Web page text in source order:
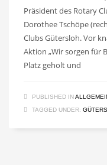
Präsident des Rotary
Dorothee Tschöpe
Clubs Gütersloh. Vor
Aktion „Wir sorgen für
Platz geholt und
PUBLISHED IN
TAGGED UNDER: